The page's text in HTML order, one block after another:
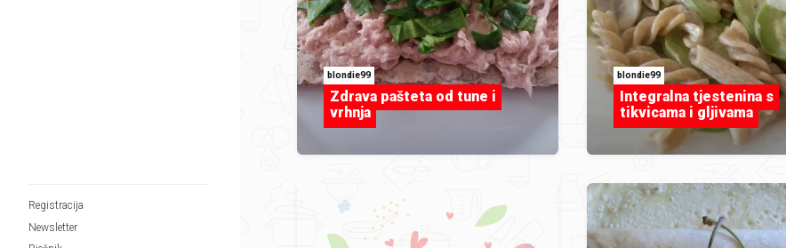
Registracija
Newsletter
blondie99
Zdrava pašteta od tune i
vrhnja
blondie99
Integralna tjestenina s
tikvicama i gljivama